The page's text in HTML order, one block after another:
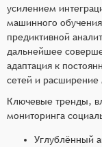
усилением
машинного
предиктивной
дальнейшее
адаптация к
сетей и
Ключевые тренды,
мониторинга
Углублённый